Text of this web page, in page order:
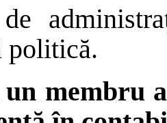
politică.
membru